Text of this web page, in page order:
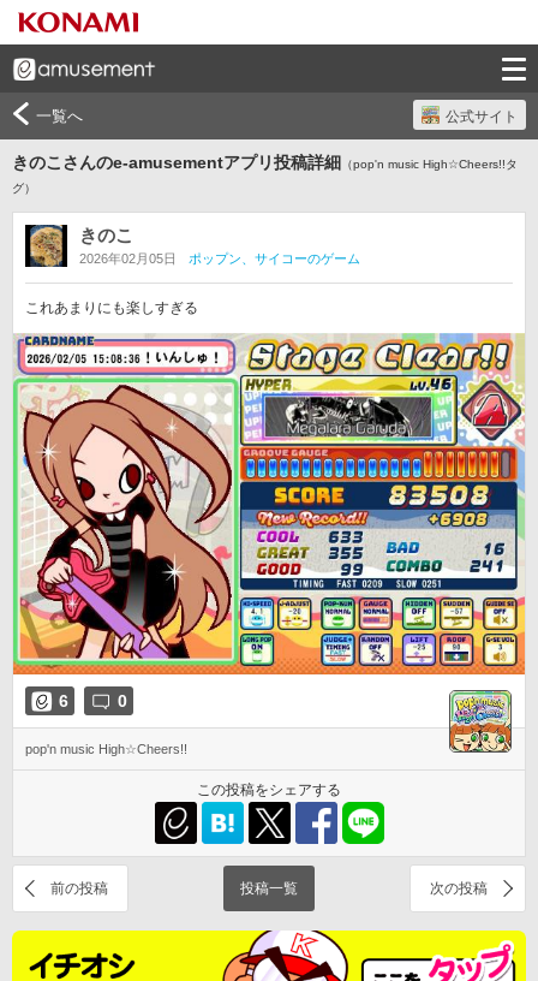
一覧へ 公式サイト
きのこさんのe-amusementアプリ投稿詳細 （pop'n music High☆Cheers!!タ
グ）
きのこ
2026年02月05日 ポップン、サイコーのゲーム
これあまりにも楽しすぎる
6 0
pop'n music High☆Cheers!!
この投稿をシェアする
前の投稿 投稿一覧 次の投稿